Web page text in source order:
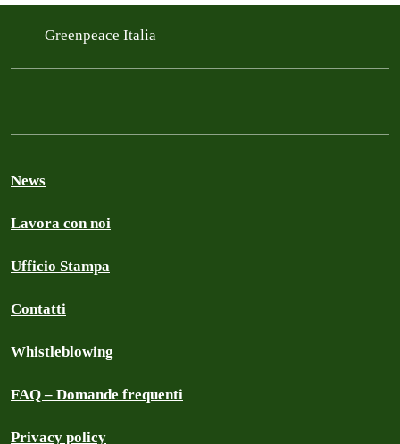
Greenpeace Italia
News
Lavora con noi
Ufficio Stampa
Contatti
Whistleblowing
FAQ – Domande frequenti
Privacy policy